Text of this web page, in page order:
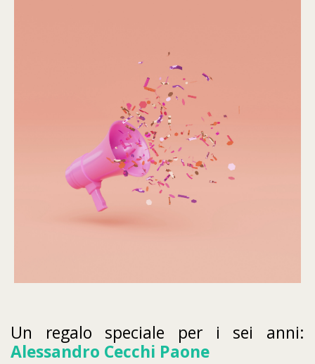
Un regalo speciale per i sei anni:
Alessandro Cecchi Paone